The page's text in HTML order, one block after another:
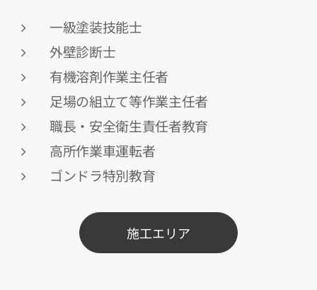
一級塗装技能士
外壁診断士
有機溶剤作業主任者
足場の組立て等作業主任者
職長・安全衛生責任者教育
高所作業車運転者
ゴンドラ特別教育
施工エリア